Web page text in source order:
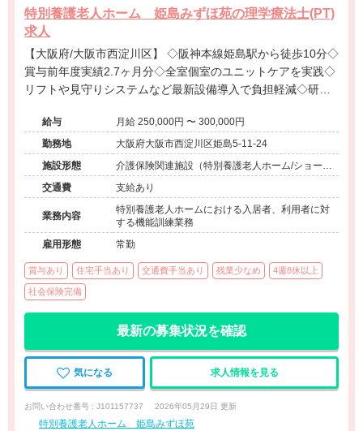
特別養護老人ホーム 姫島みずほ苑の理学療法士(PT)
求人
【大阪府/大阪市西淀川区】 ◇阪神本線姫島駅から徒歩10分◇
賞与前年度実績2.7ヶ月分◇全室個室のユニットケアを実践◇
リフトや見守りシステムなど最新設備導入で負担軽減◇研修
特別養護老人ホームです。
給与
月給 250,000円 〜 300,000円
勤務地
大阪府大阪市西淀川区姫島5-11-24
施設形態
介護保険関連施設（特別養護老人ホーム/ショート
ステイ）
交通費 支給あり
業務内容
特別養護老人ホームにおける入居者、利用者に対
する機能訓練業務
雇用形態
常勤
賞与あり 住宅手当あり 交通費手当あり 残業少なめ 4週8休以上
社会保険完備
最新の募集状況を確認
気になる 求人情報を見る
お問い合わせ番号 : J101157737 2026年05月29日 更新
特別養護老人ホーム 姫島みずほ苑